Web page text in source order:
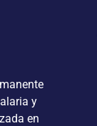
y
en